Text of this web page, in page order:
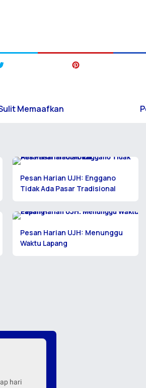
Memaafkan
Pesan Harian UJH: Enggano
Tidak Ada Pasar Tradisional
Pesan Harian UJH: Menunggu
Waktu Lapang
hari